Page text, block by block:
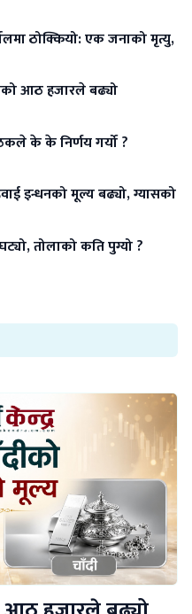
ठोक्कियो: एक जनाको मृत्यु,
आठ हजारले बढ्यो
के के निर्णय गर्यो ?
इन्धनको मूल्य बढ्यो, ग्यासको
तोलाको कति पुग्यो ?